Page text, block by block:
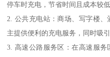
停车时充电，节省时间且成本较低
2. 公共充电站：商场、写字楼
主提供便利的充电服务，同时吸引
3. 高速公路服务区：在高速服